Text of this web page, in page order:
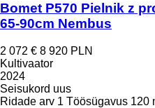
Bomet P570 Pielnik z
65-90cm Nembus
2 072 € 8 920 PLN
Kultivaator
2024
Seisukord uus
Ridade arv 1 Töösügavus 120